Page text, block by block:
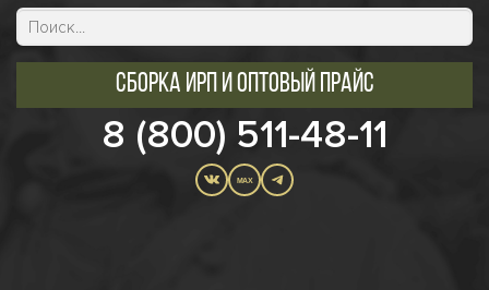
Сборка ИРП и оптовый прайс
8 (800) 511-48-11
MAX